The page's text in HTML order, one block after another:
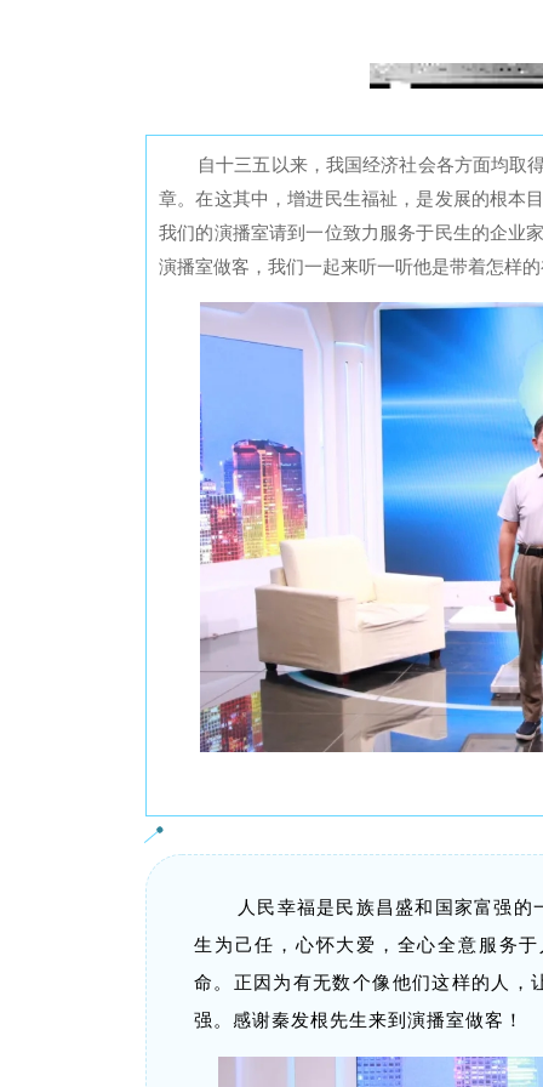
自十三五以来，我国经济社会各方面均取
章。在这其中，增进民生福祉，是发展的根本
我们的演播室请到一位致力服务于民生的企业
演播室做客， 我们一起来听一听他是带着怎样
人民幸福是民族昌盛和国家富强
生为己任，心怀大爱，全心全意服务
命。正因为有无数个像他们这样的人，
强。 感谢秦发根先生来到演播室做客！